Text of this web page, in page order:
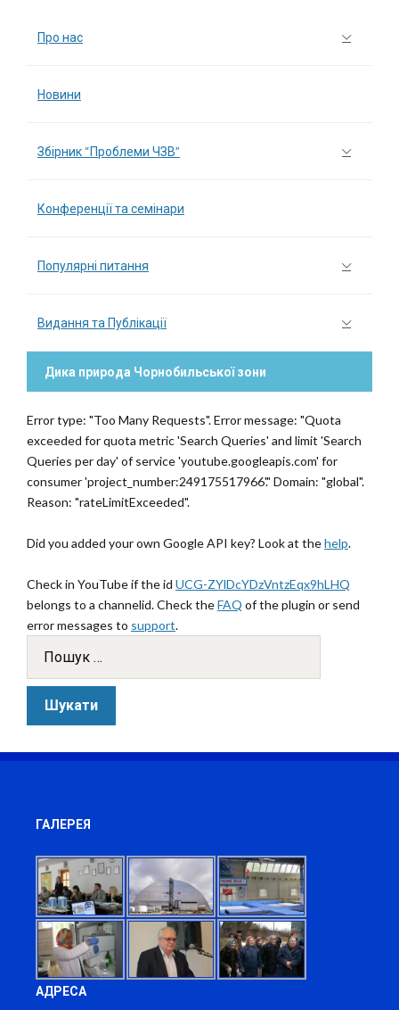
Про нас
Новини
Збірник “Проблеми ЧЗВ”
Конференції та семінари
Популярні питання
Видання та Публікації
Дика природа Чорнобильської зони
Error type: "Too Many Requests". Error message: "Quota
exceeded for quota metric 'Search Queries' and limit 'Search
Queries per day' of service 'youtube.googleapis.com' for
consumer 'project_number:249175517966'." Domain: "global".
Reason: "rateLimitExceeded".
Did you added your own Google API key? Look at thehelp.
Check in YouTube if the id UCG-ZYlDcYDzVntzEqx9hLHQ
belongs to a channelid. Check theFAQ of the plugin or send
error messages to support.
ГАЛЕРЕЯ
АДРЕСА